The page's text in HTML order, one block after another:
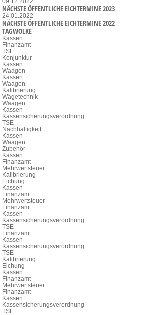
09.12.2022
NÄCHSTE ÖFFENTLICHE EICHTERMINE 2023
24.01.2022
NÄCHSTE ÖFFENTLICHE EICHTERMINE 2022
TAGWOLKE
Kassen
Finanzamt
TSE
Konjunktur
Kassen
Waagen
Kassen
Waagen
Kalibrierung
Wägetechnik
Waagen
Kassen
Kassensicherungsverordnung
TSE
Nachhaltigkeit
Kassen
Waagen
Zubehör
Kassen
Finanzamt
Mehrwertsteuer
Kalibrierung
Eichung
Kassen
Finanzamt
Mehrwertsteuer
Finanzamt
Kassen
Kassensicherungsverordnung
TSE
Finanzamt
Kassen
Kassensicherungsverordnung
TSE
Kalibrierung
Eichung
Kassen
Finanzamt
Mehrwertsteuer
Finanzamt
Kassen
Kassensicherungsverordnung
TSE